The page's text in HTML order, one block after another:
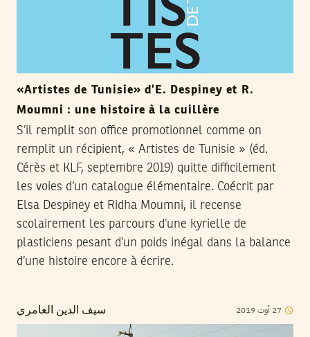
«Artistes de Tunisie» d’E. Despiney et R.
Moumni : une histoire à la cuillère
S’il remplit son office promotionnel comme on
remplit un récipient, « Artistes de Tunisie » (éd.
Cérès et KLF, septembre 2019) quitte difficilement
les voies d’un catalogue élémentaire. Coécrit par
Elsa Despiney et Ridha Moumni, il recense
scolairement les parcours d’une kyrielle de
plasticiens pesant d’un poids inégal dans la balance
d’une histoire encore à écrire.
سيف الدين العامري 27 أوت2019